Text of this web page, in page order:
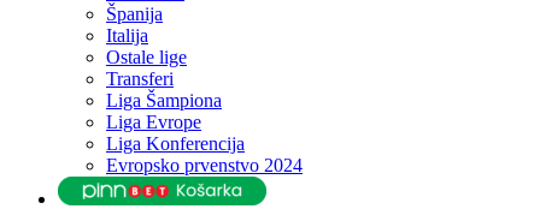
Španija
Italija
Ostale lige
Transferi
Liga Šampiona
Liga Evrope
Liga Konferencija
Evropsko prvenstvo 2024